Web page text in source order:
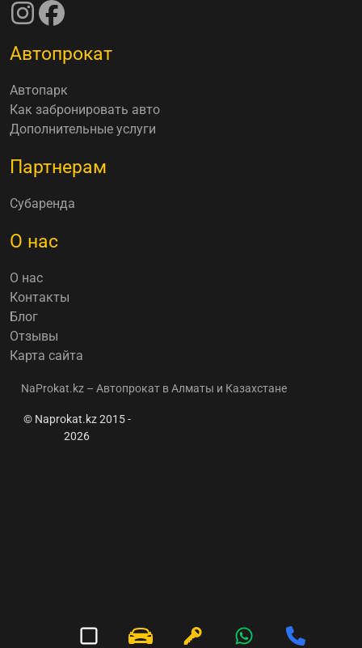
Автопрокат
Автопарк
Как забронировать авто
Дополнительные услуги
Партнерам
Субаренда
О нас
О нас
Контакты
Блог
Отзывы
Карта сайта
NaProkat.kz – Автопрокат в Алматы и Казахстане
© Naprokat.kz 2015 -
2026